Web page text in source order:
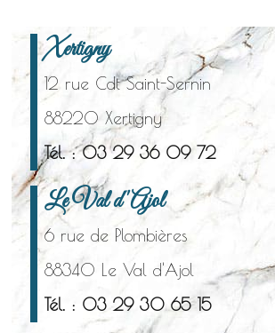
Xertigny
12 rue Cdt Saint-Sernin
88220 Xertigny
Tél. : 03 29 36 09 72
Le Val d'Ajol
6 rue de Plombières
88340 Le Val d'Ajol
Tél. : 03 29 30 65 15